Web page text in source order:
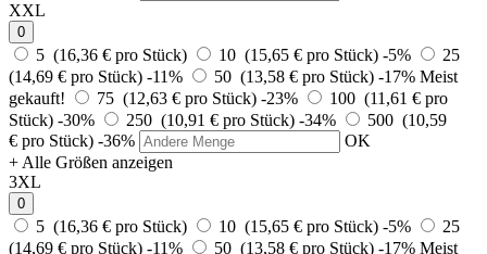
XXL
0
5 (16,36 € pro Stück) 10 (15,65 € pro Stück) -5%
25
(14,69 € pro Stück) -11% 50 (13,58 € pro Stück) -17% Meist
gekauft!
75 (12,63 € pro Stück) -23%
100 (11,61 € pro
Stück) -30% 250 (10,91 € pro Stück) -34%
500 (10,59
€ pro Stück) -36%
OK
+ Alle Größen anzeigen
3XL
0
5 (16,36 € pro Stück) 10 (15,65 € pro Stück) -5%
25
(14,69 € pro Stück) -11% 50 (13,58 € pro Stück) -17% Meist